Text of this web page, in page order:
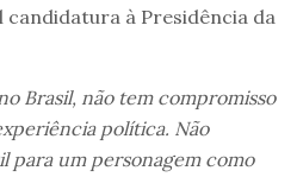
à Presidência da
Brasil, não tem compromisso
política. Não
para um personagem como